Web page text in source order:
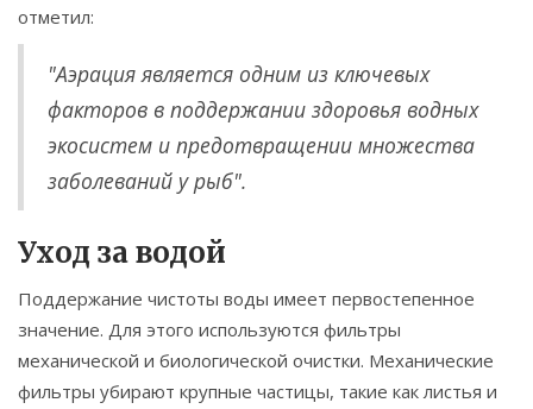
отметил:
"Аэрация является одним из ключевых
факторов в поддержании здоровья водных
экосистем и предотвращении множества
заболеваний у рыб".
Уход за водой
Поддержание чистоты воды имеет первостепенное
значение. Для этого используются фильтры
механической и биологической очистки. Механические
фильтры убирают крупные частицы, такие как листья и